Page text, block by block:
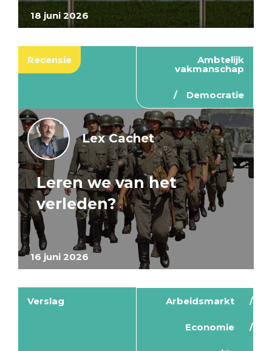
18 juni 2026
Recensie Ambtelijk
vakmanschap
Democratie
16 juni 2026
Lex Cachet
Leren we van het
verleden?
Verslag Arbeidsmarkt
Economie